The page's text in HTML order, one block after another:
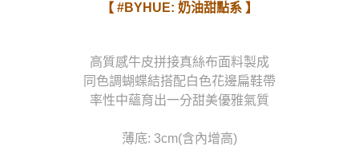
【 #BYHUE: 奶油甜點系 】
高質感牛皮拼接真絲布面料製成
同色調蝴蝶結搭配白色花邊扁鞋帶
率性中蘊育出一分甜美優雅氣質
薄底: 3cm(含內增高)